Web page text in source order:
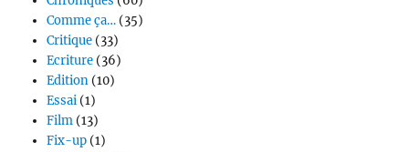
Comme ça…(35)
Critique(33)
Ecriture(36)
Edition(10)
Essai(1)
Film(13)
Fix-up(1)